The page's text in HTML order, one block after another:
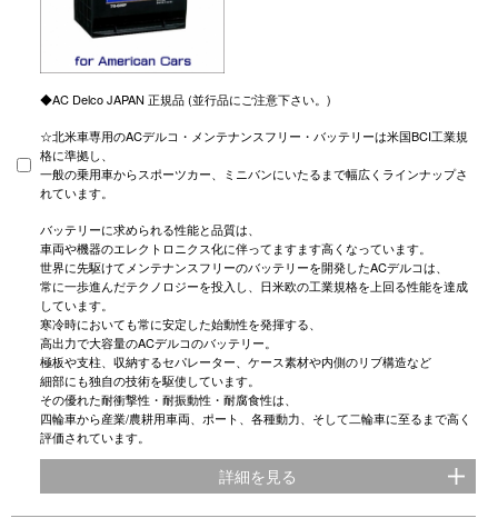
◆AC Delco JAPAN 正規品 (並行品にご注意下さい。)
☆北米車専用のACデルコ・メンテナンスフリー・バッテリーは米国BCI工業規
格に準拠し、
一般の乗用車からスポーツカー、ミニバンにいたるまで幅広くラインナップさ
れています。
バッテリーに求められる性能と品質は、
車両や機器のエレクトロニクス化に伴ってますます高くなっています。
世界に先駆けてメンテナンスフリーのバッテリーを開発したACデルコは、
常に一歩進んだテクノロジーを投入し、日米欧の工業規格を上回る性能を達成
しています。
寒冷時においても常に安定した始動性を発揮する、
高出力で大容量のACデルコのバッテリー。
極板や支柱、収納するセパレーター、ケース素材や内側のリブ構造など
細部にも独自の技術を駆使しています。
その優れた耐衝撃性・耐振動性・耐腐食性は、
四輪車から産業/農耕用車両、ポート、各種動力、そして二輪車に至るまで高く
評価されています。
詳細を見る